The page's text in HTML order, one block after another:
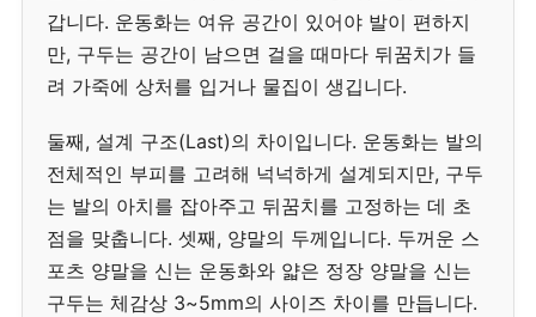
갑니다. 운동화는 여유 공간이 있어야 발이 편하지
만, 구두는 공간이 남으면 걸을 때마다 뒤꿈치가 들
려 가죽에 상처를 입거나 물집이 생깁니다.
둘째, 설계 구조(Last)의 차이입니다. 운동화는 발의
전체적인 부피를 고려해 넉넉하게 설계되지만, 구두
는 발의 아치를 잡아주고 뒤꿈치를 고정하는 데 초
점을 맞춥니다. 셋째, 양말의 두께입니다. 두꺼운 스
포츠 양말을 신는 운동화와 얇은 정장 양말을 신는
구두는 체감상 3~5mm의 사이즈 차이를 만듭니다.